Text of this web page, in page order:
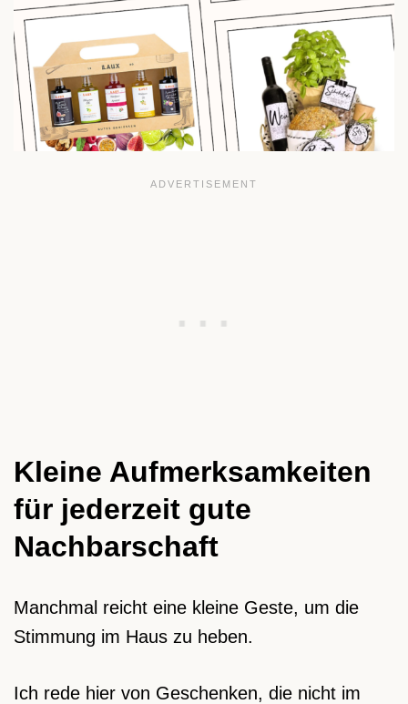
Kleine Aufmerksamkeiten
für jederzeit gute
Nachbarschaft
Manchmal reicht eine kleine Geste, um die
Stimmung im Haus zu heben.
Ich rede hier von Geschenken, die nicht im